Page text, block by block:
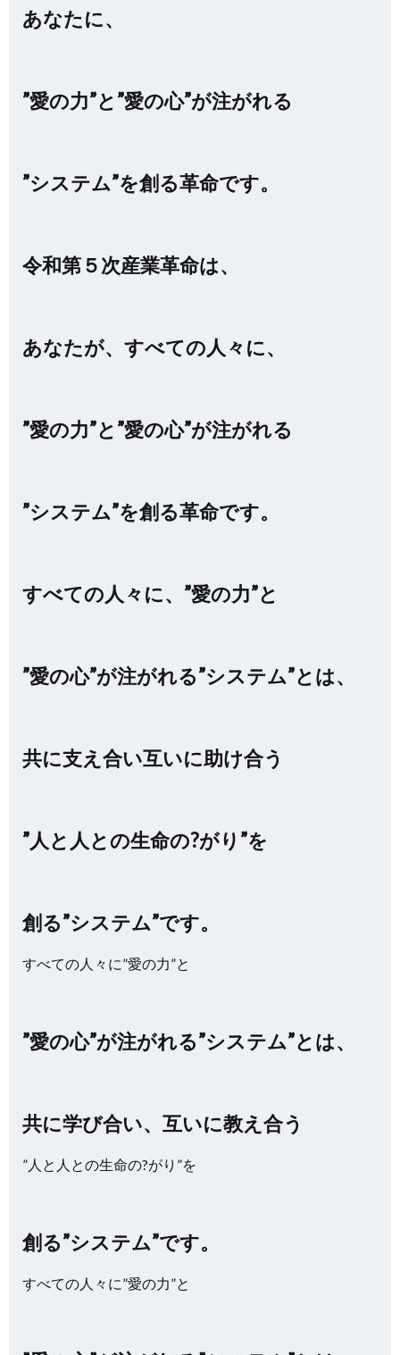
あなたに、
”愛の力”と”愛の心”が注がれる
”システム”を創る革命です。
令和第５次産業革命は、
あなたが、すべての人々に、
”愛の力”と”愛の心”が注がれる
”システム”を創る革命です。
すべての人々に、”愛の力”と
”愛の心”が注がれる”システム”とは、
共に支え合い互いに助け合う
”人と人との生命の?がり”を
創る”システム”です。
すべての人々に”愛の力”と
”愛の心”が注がれる”システム”とは、
共に学び合い、互いに教え合う
”人と人との生命の?がり”を
創る”システム”です。
すべての人々に”愛の力”と